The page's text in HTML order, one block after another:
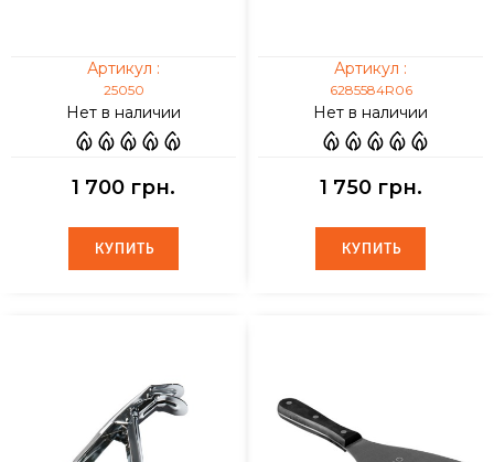
Артикул :
25050
Нет в наличии
1 700 грн.
КУПИТЬ
КУПИТЬ
Артикул :
6285584R06
Нет в наличии
1 750 грн.
КУПИТЬ
КУПИТЬ